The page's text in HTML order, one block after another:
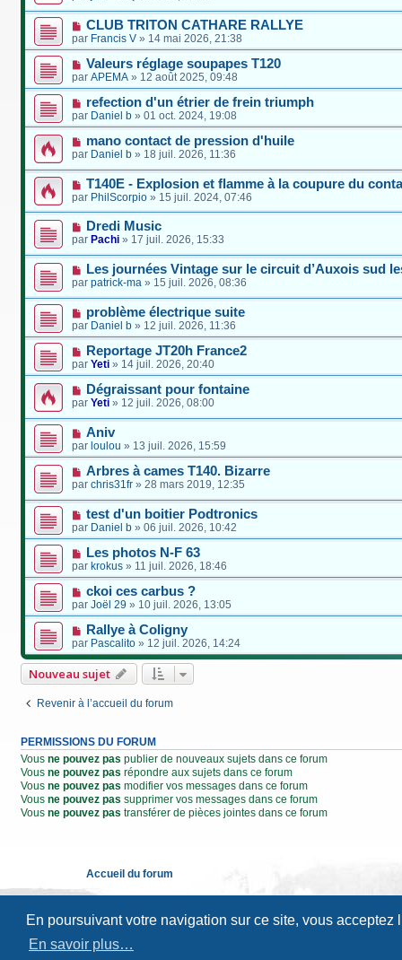
En poursuivant votre navigation sur ce site, vous
En savoir plus…
CLUB TRITON CATHARE RALLYE
par Francis V » 14 mai 2026, 21:38
Valeurs réglage soupapes T120
par APEMA » 12 août 2025, 09:48
refection d'un étrier de frein triumph
par Daniel b » 01 oct. 2024, 19:08
mano contact de pression d'huile
par Daniel b » 18 juil. 2026, 11:36
T140E - Explosion et flamme à la coupure du
par PhilScorpio » 15 juil. 2024, 07:46
Dredi Music
par Pachi » 17 juil. 2026, 15:33
Les journées Vintage sur le circuit d’Auxois sud
par patrick-ma » 15 juil. 2026, 08:36
problème électrique suite
par Daniel b » 12 juil. 2026, 11:36
Reportage JT20h France2
par Yeti » 14 juil. 2026, 20:40
Dégraissant pour fontaine
par Yeti » 12 juil. 2026, 08:00
Aniv
par loulou » 13 juil. 2026, 15:59
Arbres à cames T140. Bizarre
par chris31fr » 28 mars 2019, 12:35
test d'un boitier Podtronics
par Daniel b » 06 juil. 2026, 10:42
Les photos N-F 63
par krokus » 11 juil. 2026, 18:46
ckoi ces carbus ?
par Joël 29 » 10 juil. 2026, 13:05
Rallye à Coligny
par Pascalito » 12 juil. 2026, 14:24
Nouveau sujet
Revenir à l’accueil du forum
PERMISSIONS DU FORUM
Vous ne pouvez pas publier de nouveaux sujets dans ce forum
Vous ne pouvez pas répondre aux sujets dans ce forum
Vous ne pouvez pas modifier vos messages dans ce forum
Vous ne pouvez pas supprimer vos messages dans ce forum
Vous ne pouvez pas transférer de pièces jointes dans ce forum
Accueil du forum